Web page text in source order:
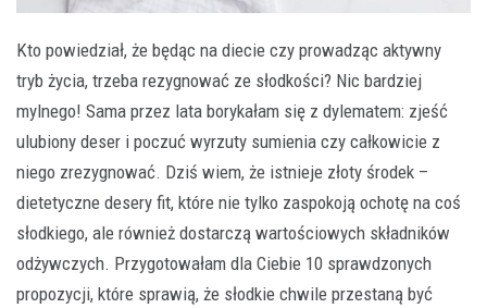
Kto powiedział, że będąc na diecie czy prowadząc aktywny
tryb życia, trzeba rezygnować ze słodkości? Nic bardziej
mylnego! Sama przez lata borykałam się z dylematem: zjeść
ulubiony deser i poczuć wyrzuty sumienia czy całkowicie z
niego zrezygnować. Dziś wiem, że istnieje złoty środek –
dietetyczne desery fit, które nie tylko zaspokoją ochotę na coś
słodkiego, ale również dostarczą wartościowych składników
odżywczych. Przygotowałam dla Ciebie 10 sprawdzonych
propozycji, które sprawią, że słodkie chwile przestaną być